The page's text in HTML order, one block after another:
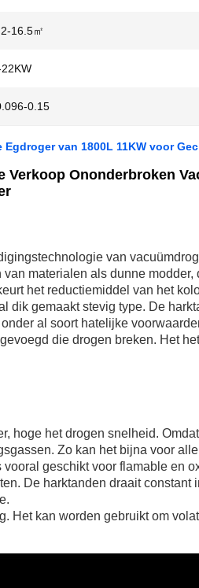
16.5㎡
0.15
van 1800L 11KW voor
Verkoop Ononderbroken
van
materialen als dunne
het reductiemiddel van het
dik gemaakt stevig type. De
al soort hatelijke
die drogen breken. Het
hoge het drogen snelheid.
Zo kan het bijna voor
geschikt voor flamable en
De harktanden draait
Het kan worden gebruikt om